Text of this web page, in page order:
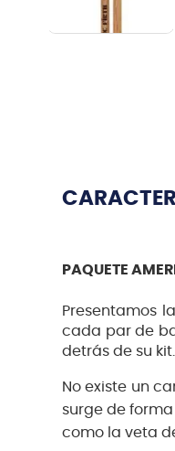
PAQUETE
Presentamos
cada par de
detrás de su
No existe un
surge de
como la veta